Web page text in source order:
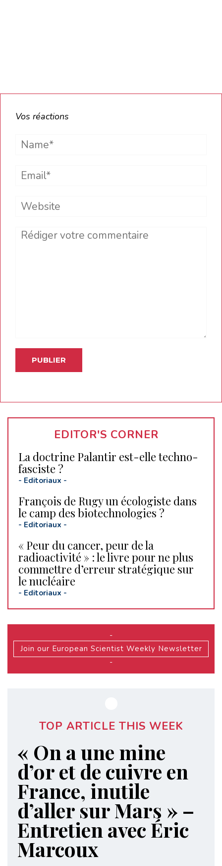
Vos réactions
Name*
Email*
Website
Comment
EDITOR'S CORNER
La doctrine Palantir est-elle techno-
fasciste ?
- Editoriaux -
François de Rugy un écologiste dans
le camp des biotechnologies ?
- Editoriaux -
« Peur du cancer, peur de la
radioactivité » : le livre pour ne plus
commettre d’erreur stratégique sur
le nucléaire
- Editoriaux -
-
Join our European Scientist Weekly Newsletter
-
TOP ARTICLE THIS WEEK
« On a une mine
d’or et de cuivre en
France, inutile
d’aller sur Mars » –
Entretien avec Éric
Marcoux